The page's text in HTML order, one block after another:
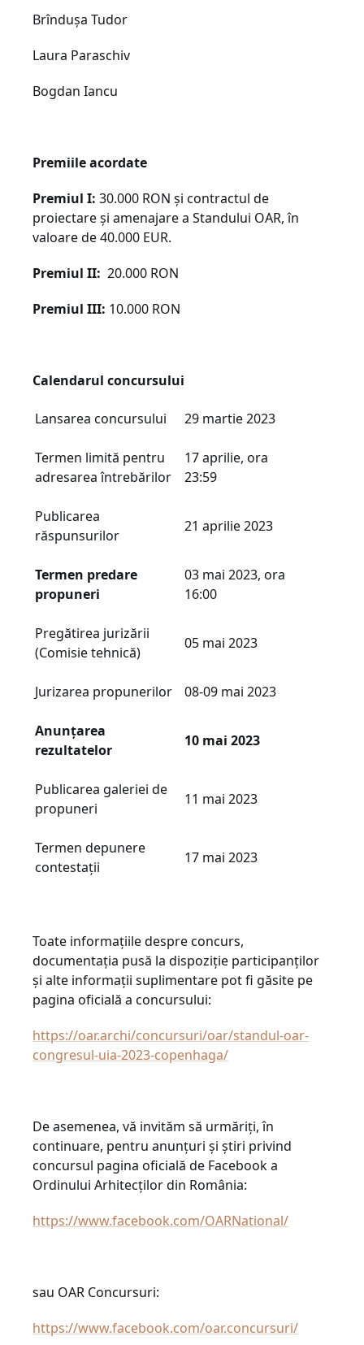
Brîndușa Tudor
Laura Paraschiv
Bogdan Iancu
Premiile acordate
Premiul I: 30.000 RON și contractul de
proiectare și amenajare a Standului OAR, în
valoare de 40.000 EUR.
Premiul II: 20.000 RON
Premiul III: 10.000 RON
Calendarul concursului
Lansarea concursului 29 martie 2023
Termen limită pentru
adresarea întrebărilor
17 aprilie, ora
23:59
Publicarea
răspunsurilor
21 aprilie 2023
Termen predare
propuneri
03 mai 2023, ora
16:00
Pregătirea jurizării
(Comisie tehnică)
05 mai 2023
Jurizarea propunerilor 08-09 mai 2023
Anunțarea
rezultatelor
10 mai 2023
Publicarea galeriei de
propuneri
11 mai 2023
Termen depunere
contestații
17 mai 2023
Toate informațiile despre concurs,
documentația pusă la dispoziție participanților
și alte informații suplimentare pot fi găsite pe
pagina oficială a concursului:
https://oar.archi/concursuri/oar/standul-oar-
congresul-uia-2023-copenhaga/
De asemenea, vă invităm să urmăriți, în
continuare, pentru anunțuri și știri privind
concursul pagina oficială de Facebook a
Ordinului Arhitecților din România:
https://www.facebook.com/OARNational/
sau OAR Concursuri:
https://www.facebook.com/oar.concursuri/